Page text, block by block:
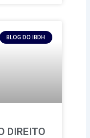
BLOG DO IBDH
DIREITO